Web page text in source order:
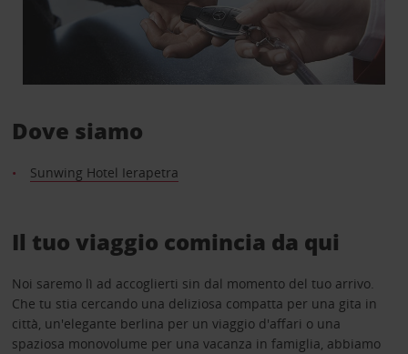
Dove siamo
Sunwing Hotel Ierapetra
Il tuo viaggio comincia da qui
Noi saremo lì ad accoglierti sin dal momento del tuo arrivo.
Che tu stia cercando una deliziosa compatta per una gita in
città, un'elegante berlina per un viaggio d'affari o una
spaziosa monovolume per una vacanza in famiglia, abbiamo